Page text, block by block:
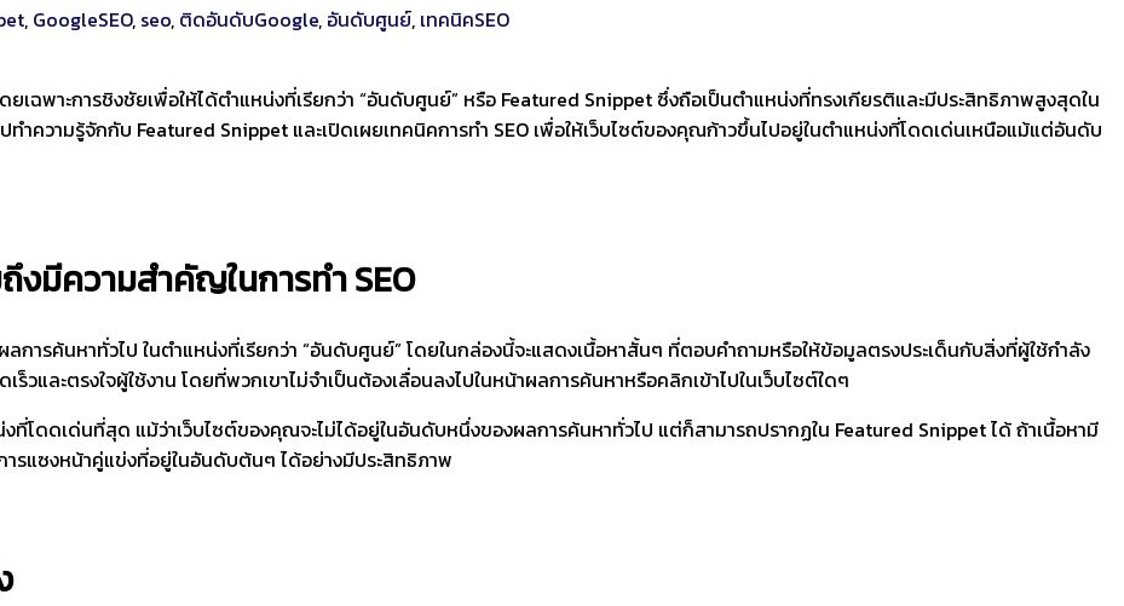
, GoogleSEO, seo, ติดอันดับGoogle, อันดับศูนย์, เทคนิคSEO
ฉพาะการชิงชัยเพื่อให้ได้ตำแหน่งที่เรียกว่า “อันดับศูนย์” หรือ Featured Snippet ซึ่งถือเป็นตำแหน่งที่ทรงเกียรติและมีประสิทธิภาพสูงสุดใน
ำความรู้จักกับ Featured Snippet และเปิดเผยเทคนิคการทำ SEO เพื่อให้เว็บไซต์ของคุณก้าวขึ้นไปอยู่ในตำแหน่งที่โดดเด่นเหนือแม้แต่อันดับ
งมีความสำคัญในการทำ SEO
ารค้นหาทั่วไป ในตำแหน่งที่เรียกว่า “อันดับศูนย์” โดยในกล่องนี้จะแสดงเนื้อหาสั้นๆ ที่ตอบคำถามหรือให้ข้อมูลตรงประเด็นกับสิ่งที่ผู้ใช้กำลัง
และตรงใจผู้ใช้งาน โดยที่พวกเขาไม่จำเป็นต้องเลื่อนลงไปในหน้าผลการค้นหาหรือคลิกเข้าไปในเว็บไซต์ใดๆ
โดดเด่นที่สุด แม้ว่าเว็บไซต์ของคุณจะไม่ได้อยู่ในอันดับหนึ่งของผลการค้นหาทั่วไป แต่ก็สามารถปรากฏใน Featured Snippet ได้ ถ้าเนื้อหามี
รแซงหน้าคู่แข่งที่อยู่ในอันดับต้นๆ ได้อย่างมีประสิทธิภาพ